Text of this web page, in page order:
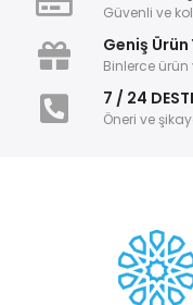
Güvenli ve
Geniş
Binlerce
7 / 24
Öneri ve